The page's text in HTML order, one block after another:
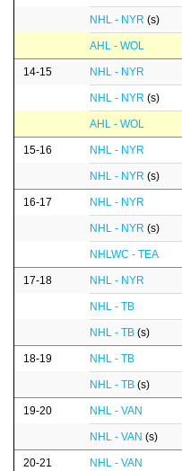
NHL - NYR (s)
AHL - WOL
14-15 NHL - NYR
NHL - NYR (s)
AHL - WOL
15-16 NHL - NYR
NHL - NYR (s)
16-17 NHL - NYR
NHL - NYR (s)
NHLWC - TEA
17-18 NHL - NYR
NHL - TB
NHL - TB (s)
18-19 NHL - TB
NHL - TB (s)
19-20 NHL - VAN
NHL - VAN (s)
20-21 NHL - VAN